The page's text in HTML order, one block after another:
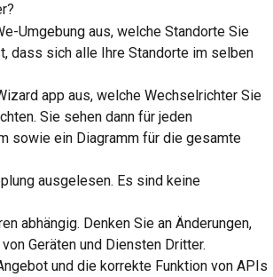
Umgebung aus, welche Standorte Sie
dass sich alle Ihre Standorte im selben
app aus, welche Wechselrichter Sie
Sie sehen dann für jeden
sowie ein Diagramm für die gesamte
ausgelesen. Es sind keine
abhängig. Denken Sie an Änderungen,
Geräten und Diensten Dritter.
und die korrekte Funktion von APIs